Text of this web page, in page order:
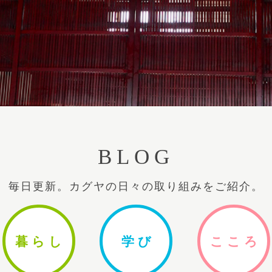
BLOG
毎日更新。カグヤの日々の取り組みをご紹介。
暮ら し 学 び ここ ろ